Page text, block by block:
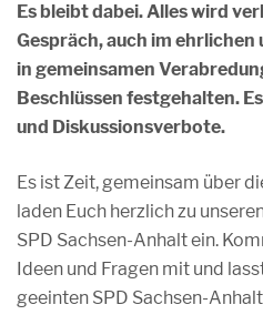
Es bleibt dabei. Alles wird
Gespräch, auch im
in gemeinsamen
Beschlüssen festgehalten.
und Diskussionsverbote.
Es ist Zeit, gemeinsam über
laden Euch herzlich zu
SPD Sachsen-Anhalt ein.
Ideen und Fragen mit und
geeinten SPD Sachsen-